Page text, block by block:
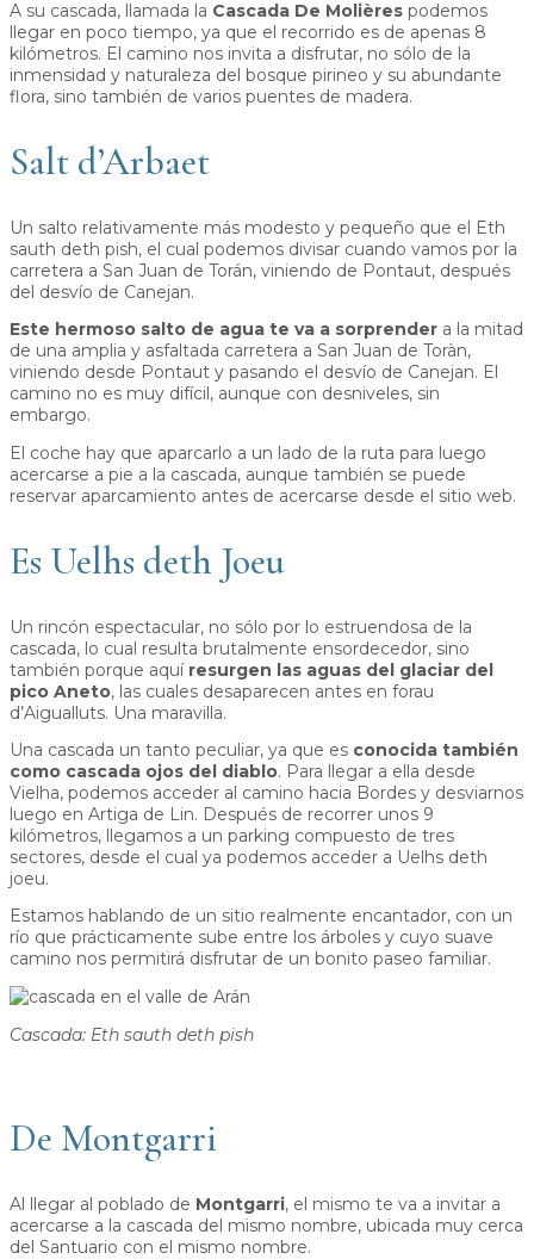
A su cascada, llamada la Cascada De Molières podemos
llegar en poco tiempo, ya que el recorrido es de apenas 8
kilómetros. El camino nos invita a disfrutar, no sólo de la
inmensidad y naturaleza del bosque pirineo y su abundante
flora, sino también de varios puentes de madera.
Salt d’Arbaet
Un salto relativamente más modesto y pequeño que el Eth
sauth deth pish, el cual podemos divisar cuando vamos por la
carretera a San Juan de Torán, viniendo de Pontaut, después
del desvío de Canejan.
Este hermoso salto de agua te va a sorprender a la mitad
de una amplia y asfaltada carretera a San Juan de Toràn,
viniendo desde Pontaut y pasando el desvío de Canejan. El
camino no es muy difícil, aunque con desniveles, sin
embargo.
El coche hay que aparcarlo a un lado de la ruta para luego
acercarse a pie a la cascada, aunque también se puede
reservar aparcamiento antes de acercarse desde el sitio web.
Es Uelhs deth Joeu
Un rincón espectacular, no sólo por lo estruendosa de la
cascada, lo cual resulta brutalmente ensordecedor, sino
también porque aquí resurgen las aguas del glaciar del
pico Aneto, las cuales desaparecen antes en forau
d’Aigualluts. Una maravilla.
Una cascada un tanto peculiar, ya que es conocida también
como cascada ojos del diablo. Para llegar a ella desde
Vielha, podemos acceder al camino hacia Bordes y desviarnos
luego en Artiga de Lin. Después de recorrer unos 9
kilómetros, llegamos a un parking compuesto de tres
sectores, desde el cual ya podemos acceder a Uelhs deth
joeu.
Estamos hablando de un sitio realmente encantador, con un
río que prácticamente sube entre los árboles y cuyo suave
camino nos permitirá disfrutar de un bonito paseo familiar.
Cascada: Eth sauth deth pish
De Montgarri
Al llegar al poblado de Montgarri, el mismo te va a invitar a
acercarse a la cascada del mismo nombre, ubicada muy cerca
del Santuario con el mismo nombre.